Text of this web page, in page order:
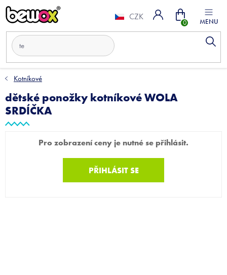
Přejít
na
CZK Nákupní
Kotníkové
dětské ponožky kotníkové WOLA
SRDÍČKA
Pro zobrazení ceny je nutné se přihlásit.
PŘIHLÁSIT SE